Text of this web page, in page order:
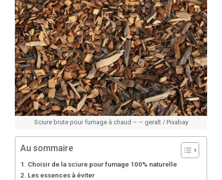
Sciure brute pour fumage à chaud – – geralt / Pixabay
Au sommaire
Choisir de la sciure pour fumage 100% naturelle
Les essences à éviter